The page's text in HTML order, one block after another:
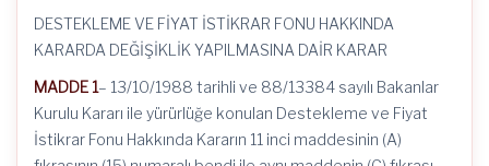
DESTEKLEME VE FİYAT İSTİKRAR FONU HAKKINDA
KARARDA DEĞİŞİKLİK YAPILMASINA DAİR KARAR
MADDE 1– 13/10/1988 tarihli ve 88/13384 sayılı Bakanlar
Kurulu Kararı ile yürürlüğe konulan Destekleme ve Fiyat
İstikrar Fonu Hakkında Kararın 11 inci maddesinin (A)